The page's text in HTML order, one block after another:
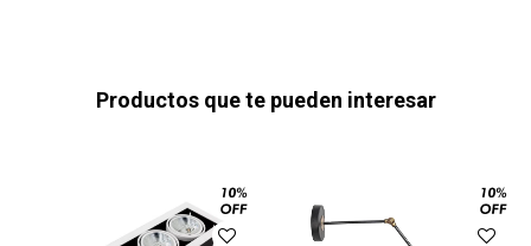
Productos que te pueden interesar